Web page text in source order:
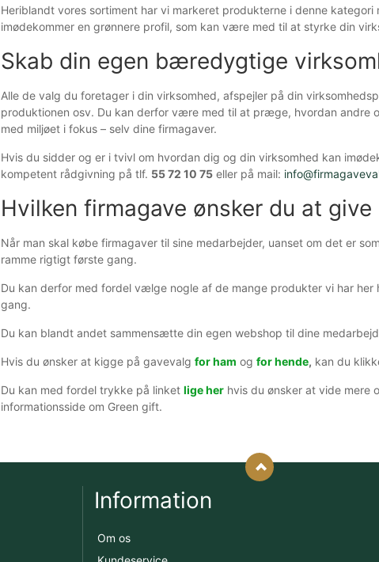
Heriblandt vores sortiment har vi markeret produkterne i denne
imødekommer en grønnere profil, som kan være med til at styrke din
Skab din egen bæredygtige
Alle de valg du foretager i din virksomhed, afspejler på din
produktionen osv. Du kan derfor være med til at præge, hvordan
med miljøet i fokus – selv dine firmagaver.
Hvis du sidder og er i tvivl om hvordan dig og din virksomhed kan
kompetent rådgivning på tlf. 55 72 10 75 eller på mail:
Hvilken firmagave ønsker du at
Når man skal købe firmagaver til sine medarbejder, uanset om det er
ramme rigtigt første gang.
Du kan derfor med fordel vælge nogle af de mange produkter vi har
gang.
Du kan blandt andet sammensætte din egen webshop til dine
Hvis du ønsker at kigge på gavevalg for ham og for hende, kan du
Du kan med fordel trykke på linket lige her hvis du ønsker at vide mere
informationsside om Green gift.
Information
Om os